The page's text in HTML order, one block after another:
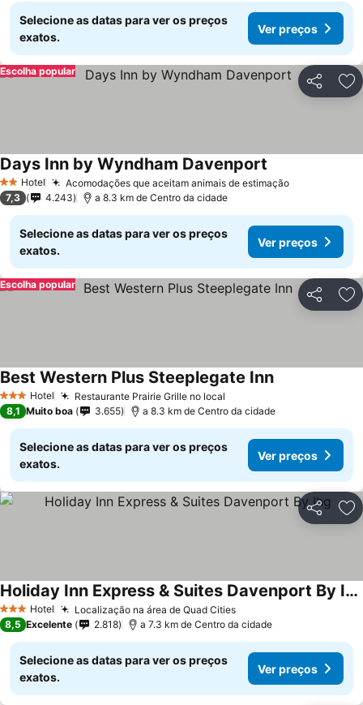
Selecione as datas para ver os preços
exatos.
Ver preços
Partilhar
Escolha popular
2 Estrelas
Hotel Acomodações que aceitam animais de estimação
Days Inn by Wyndham Davenport
7,3 4.243 a 8.3 km de Centro da cidade
Selecione as datas para ver os preços
exatos.
Ver preços
Partilhar
Escolha popular
3 EstrelasHotel Restaurante Prairie Grille no local
Best Western Plus Steeplegate Inn
8,1 Muito boa 3.655 a 8.3 km de Centro da cidade
Selecione as datas para ver os preços
exatos.
Ver preços
Partilhar
3 EstrelasHotel Localização na área de Quad Cities
Holiday Inn Express & Suites Davenport By Ihg
8,5 Excelente 2.818 a 7.3 km de Centro da cidade
Selecione as datas para ver os preços
exatos.
Ver preços